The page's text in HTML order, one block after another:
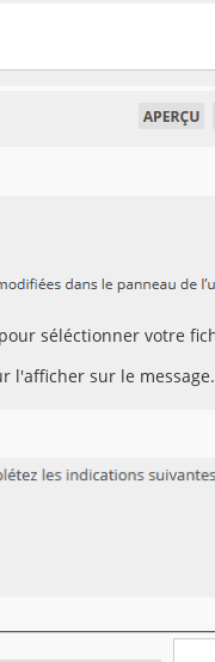
pour séléctionner votre
l'afficher sur le message.